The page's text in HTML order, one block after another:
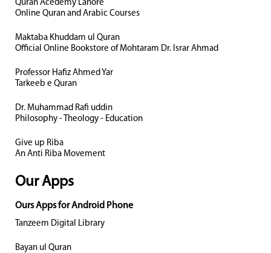
Quran Acedemy Lahore
Online Quran and Arabic Courses
Maktaba Khuddam ul Quran
Official Online Bookstore of Mohtaram Dr. Israr Ahmad
Professor Hafiz Ahmed Yar
Tarkeeb e Quran
Dr. Muhammad Rafi uddin
Philosophy - Theology - Education
Give up Riba
An Anti Riba Movement
Our Apps
Ours Apps for Android Phone
Tanzeem Digital Library
Bayan ul Quran